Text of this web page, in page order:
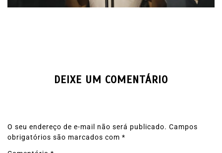
DEIXE UM COMENTÁRIO
O seu endereço de e-mail não será publicado. Campos
obrigatórios são marcados com *